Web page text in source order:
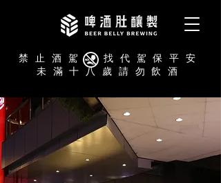
禁止酒駕 找代駕保平安
未滿十八歲請勿飲酒